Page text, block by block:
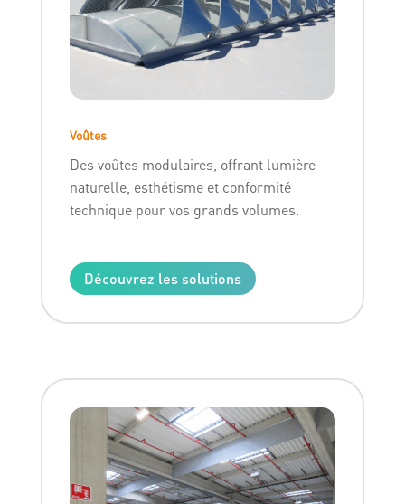
Voûtes
Des voûtes modulaires, offrant lumière
naturelle, esthétisme et conformité
technique pour vos grands volumes.
Découvrez les solutions